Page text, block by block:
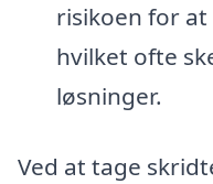
risikoen for
hvilket ofte
løsninger.
Ved at tage